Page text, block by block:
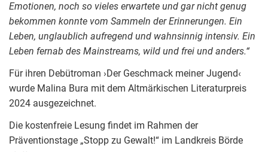
Emotionen, noch so vieles erwartete und gar nicht genug
bekommen konnte vom Sammeln der Erinnerungen. Ein
Leben, unglaublich aufregend und wahnsinnig intensiv. Ein
Leben fernab des Mainstreams, wild und frei und anders.“
Für ihren Debütroman ›Der Geschmack meiner Jugend‹
wurde Malina Bura mit dem Altmärkischen Literaturpreis
2024 ausgezeichnet.
Die kostenfreie Lesung findet im Rahmen der
Präventionstage „Stopp zu Gewalt!“ im Landkreis Börde